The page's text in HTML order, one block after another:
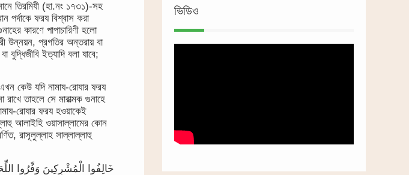
তিরমিযী (হা.নং ১৭৩১)-সহ
পর্দাকে ফরয বিশ্বাস করা
কারণে পাপাচারিণী হলো
উন্নয়ন, প্রগতির অন্তরায় বা
বুদ্ধিজীবি ইত্যাদি বলা যাবে;
কেউ যদি নামায-রোযার ফরয
তাহলে সে মারাত্মক গুনাহে
রোযার ফরয হওয়াকেই
আলাইহি ওয়াসাল্লামের কোন
রাসূলুল্লাহ সাল্লাল্লাহু
خَالِفُوا الْمُشْرِكِينَ وَفِّرُوا
ভিডিও